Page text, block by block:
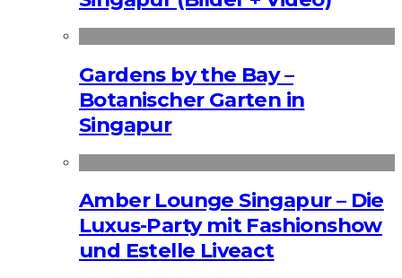
Gardens by the Bay –
Botanischer Garten in
Singapur
Amber Lounge Singapur – Die
Luxus-Party mit Fashionshow
und Estelle Liveact